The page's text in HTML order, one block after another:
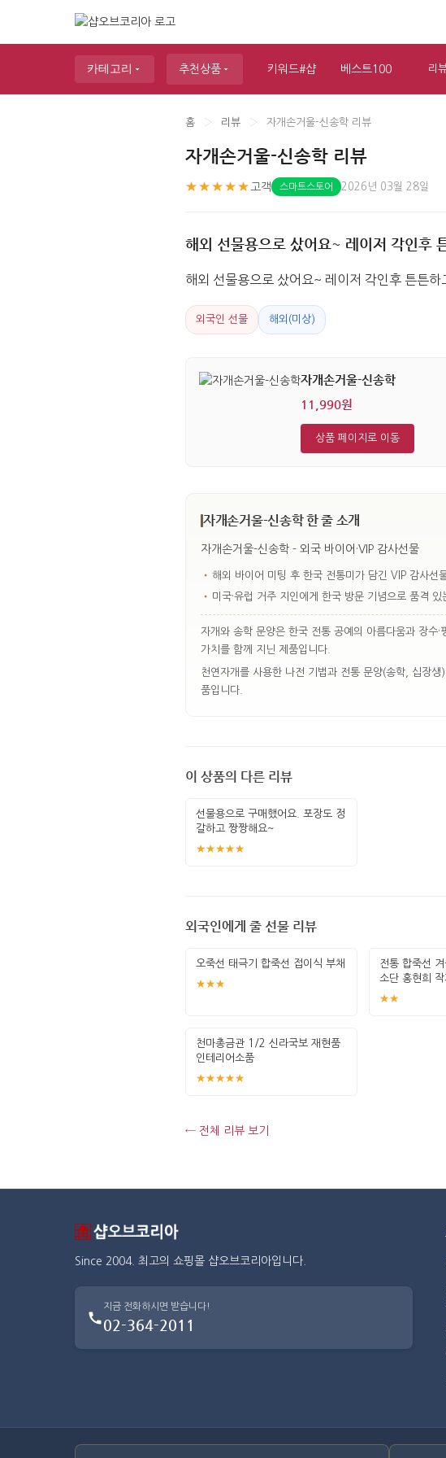
카테고리 추천상품 키워드#샵 베스트100 리
홈 › 리뷰 › 자개손거울-신송학 리뷰
자개손거울-신송학 리뷰
★★★★★ 고객 스마트스토어 2026년 03월 28일
해외 선물용으로 샀어요~ 레이저 각인후
해외 선물용으로 샀어요~ 레이저 각인후 튼튼
외국인 선물 해외(미상)
자개손거울-신송학
11,990원
상품 페이지로 이동
자개손거울-신송학 한 줄 소개
자개손거울-신송학 - 외국 바이어·VIP 감사선물
• 해외 바이어 미팅 후 한국 전통미가 담긴 VIP 감사선
• 미국·유럽 거주 지인에게 한국 방문 기념으로 품격 있
자개와 송학 문양은 한국 전통 공예의 아름다움과 장수
가치를 함께 지닌 제품입니다.
천연자개를 사용한 나전 기법과 전통 문양(송학, 십장
품입니다.
이 상품의 다른 리뷰
선물용으로 구매했어요. 포장도 정
갈하고 짱짱해요~
★★★★★
외국인에게 줄 선물 리뷰
오죽선 태극기 합죽선 접이식 부채
★★★
전통 합죽선
소단 홍현희
림 고급
★★
천마총금관 1/2 신라국보 재현품
인테리어소품
★★★★★
← 전체 리뷰 보기
Since 2004. 최고의 쇼핑몰 샵오브코리아입니다.
지금 전화하시면 받습니다!
02-364-2011